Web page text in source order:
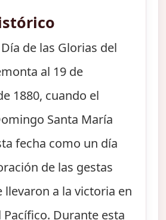
de las Glorias del
al 19 de
1880, cuando el
Santa María
fecha como un día
de las gestas
llevaron a la victoria en
Pacífico. Durante esta